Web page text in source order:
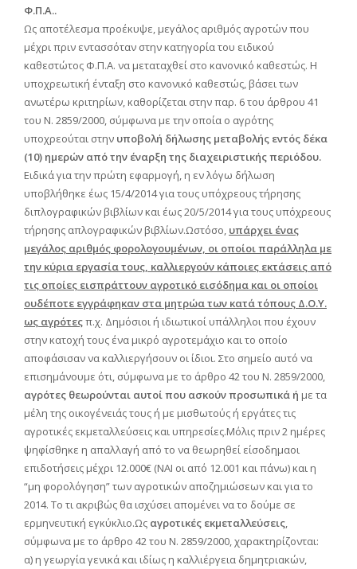
Φ.Π.Α..
Ως αποτέλεσμα προέκυψε, μεγάλος αριθμός αγροτών που
μέχρι πριν εντασσόταν στην κατηγορία του ειδικού
καθεστώτος Φ.Π.Α. να μεταταχθεί στο κανονικό καθεστώς. Η
υποχρεωτική ένταξη στο κανονικό καθεστώς, βάσει των
ανωτέρω κριτηρίων, καθορίζεται στην παρ. 6 του άρθρου 41
του Ν. 2859/2000, σύμφωνα με την οποία ο αγρότης
υποχρεούται στην υποβολή δήλωσης μεταβολής εντός δέκα
(10) ημερών από την έναρξη της διαχειριστικής περιόδου.
Ειδικά για την πρώτη εφαρμογή, η εν λόγω δήλωση
υποβλήθηκε έως 15/4/2014 για τους υπόχρεους τήρησης
διπλογραφικών βιβλίων και έως 20/5/2014 για τους υπόχρεους
τήρησης απλογραφικών βιβλίων.Ωστόσο, υπάρχει ένας
μεγάλος αριθμός φορολογουμένων, οι οποίοι παράλληλα με
την κύρια εργασία τους, καλλιεργούν κάποιες εκτάσεις από
τις οποίες εισπράττουν αγροτικό εισόδημα και οι οποίοι
ουδέποτε εγγράφηκαν στα μητρώα των κατά τόπους Δ.Ο.Υ.
ως αγρότεςπ.χ. Δημόσιοι ή ιδιωτικοί υπάλληλοι που έχουν
στην κατοχή τους ένα μικρό αγροτεμάχιο και το οποίο
αποφάσισαν να καλλιεργήσουν οι ίδιοι. Στο σημείο αυτό να
επισημάνουμε ότι, σύμφωνα με το άρθρο 42 του Ν. 2859/2000,
αγρότες θεωρούνται αυτοί που ασκούν προσωπικά ή με τα
μέλη της οικογένειάς τους ή με μισθωτούς ή εργάτες τις
αγροτικές εκμεταλλεύσεις και υπηρεσίες.Μόλις πριν 2 ημέρες
ψηφίσθηκε η απαλλαγή από το να θεωρηθεί είσοδημαοι
επιδοτήσεις μέχρι 12.000€ (ΝΑΙ οι από 12.001 και πάνω) και η
“μη φορολόγηση” των αγροτικών αποζημιώσεων και για το
2014. Το τι ακριβώς θα ισχύσει απομένει να το δούμε σε
ερμηνευτική εγκύκλιο.Ως αγροτικές εκμεταλλεύσεις,
σύμφωνα με το άρθρο 42 του Ν. 2859/2000, χαρακτηρίζονται:
α) η γεωργία γενικά και ιδίως η καλλιέργεια δημητριακών,